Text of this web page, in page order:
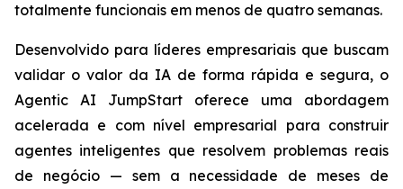
totalmente funcionais em menos de quatro semanas.
Desenvolvido para líderes empresariais que buscam
validar o valor da IA de forma rápida e segura, o
Agentic AI JumpStart oferece uma abordagem
acelerada e com nível empresarial para construir
agentes inteligentes que resolvem problemas reais
de negócio — sem a necessidade de meses de